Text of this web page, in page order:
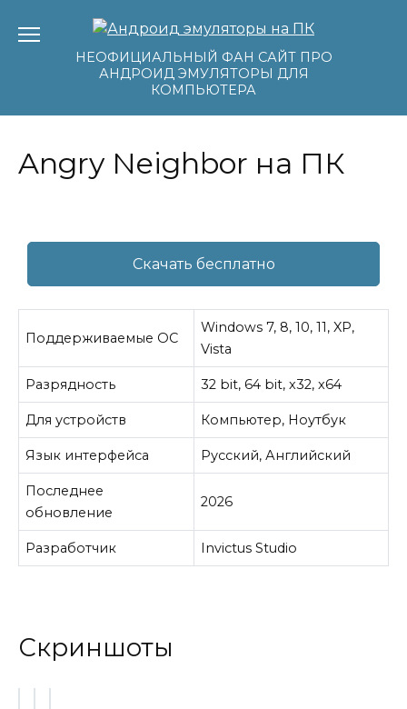
содержаниюНЕОФИЦИАЛЬНЫЙ ФАН САЙТ ПРО
АНДРОИД ЭМУЛЯТОРЫ ДЛЯ
КОМПЬЮТЕРА
Angry Neighbor на ПК
Скачать бесплатно
Поддерживаемые ОС
Windows 7, 8, 10, 11, XP,
Vista
Разрядность 32 bit, 64 bit, x32, x64
Для устройств Компьютер, Ноутбук
Язык интерфейса Русский, Английский
Последнее
обновление
2026
Разработчик Invictus Studio
Скриншоты